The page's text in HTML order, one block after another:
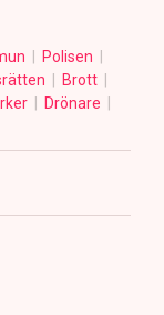
Polisen
Brott
Drönare